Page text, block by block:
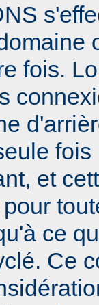
fois.
et
ce
Ce